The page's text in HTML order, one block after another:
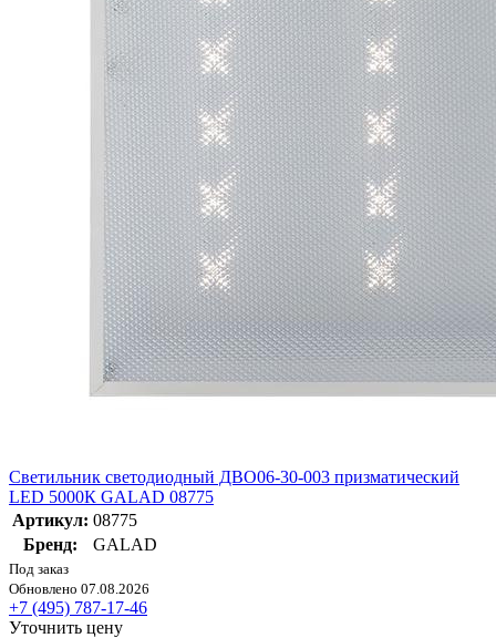
Светильник светодиодный ДВО06-30-003 призматический
LED 5000К GALAD 08775
Артикул: 08775
Бренд:
GALAD
Под заказ
Обновлено 07.08.2026
+7 (495) 787-17-46
Уточнить цену